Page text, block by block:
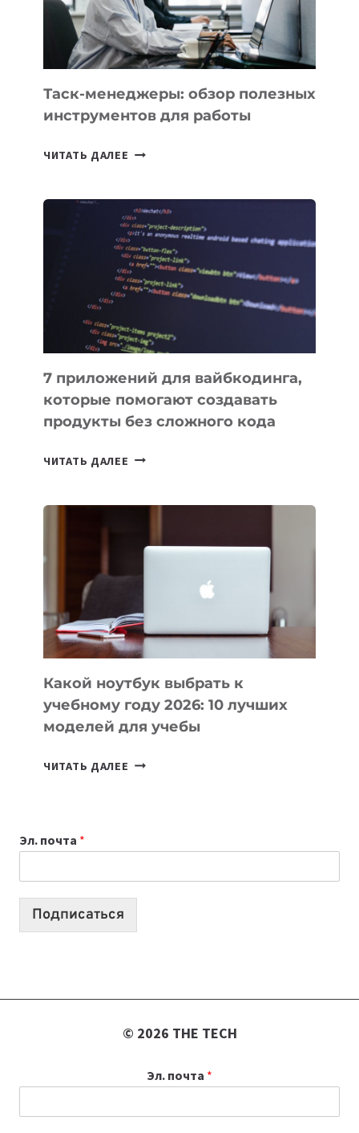
102
СТРАН
Таск-менеджеры: обзор полезных
инструментов для работы
ЧИТАТЬ ДАЛЕЕ ТАСК-
ПОЛЕЗНЫХ
ИНСТРУМЕНТОВ
ДЛЯ
РАБОТЫ
7 приложений для вайбкодинга,
которые помогают создавать
продукты без сложного кода
ЧИТАТЬ ДАЛЕЕ
ПОМОГАЮТ
СОЗДАВАТЬ
БЕЗ
СЛОЖНОГО
КОДА
Какой ноутбук выбрать к
учебному году 2026: 10 лучших
моделей для учебы
ЧИТАТЬ ДАЛЕЕ КАКОЙ
2026:
10
Эл. почта *
Подписаться
© 2026 THE TECH
Эл. почта *